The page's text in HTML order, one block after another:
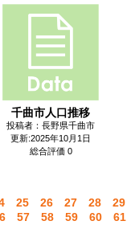
千曲市人口推移
投稿者：長野県千曲市
更新:2025年10月1日
総合評価 0
25 26 27 28 29
57 58 59 60 61